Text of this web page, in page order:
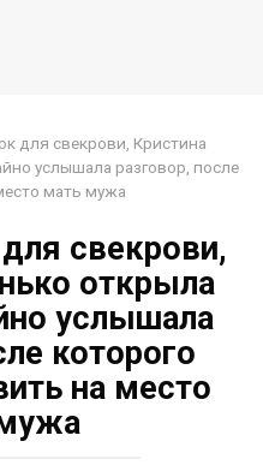
для свекрови, Кристина
услышала разговор, после
мать мужа
свекрови,
открыла
услышала
которого
на место